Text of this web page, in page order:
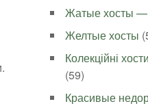
Жатые хосты —
Желтые хосты
Колекційні
(59)
Красивые